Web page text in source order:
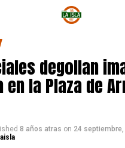
degollan
en la Plaza de
8 años atras on 24 septiembre,
laisla